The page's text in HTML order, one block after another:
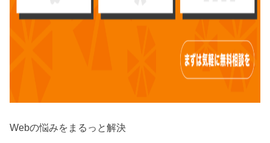
Webの悩みをまるっと解決